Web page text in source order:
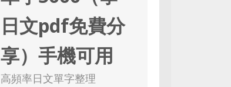
日文pdf免費分
享）手機可用
高頻率日文單字整理